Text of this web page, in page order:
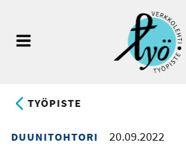
pääsisältöön
TYÖPISTE
DUUNITOHTORI 20.09.2022